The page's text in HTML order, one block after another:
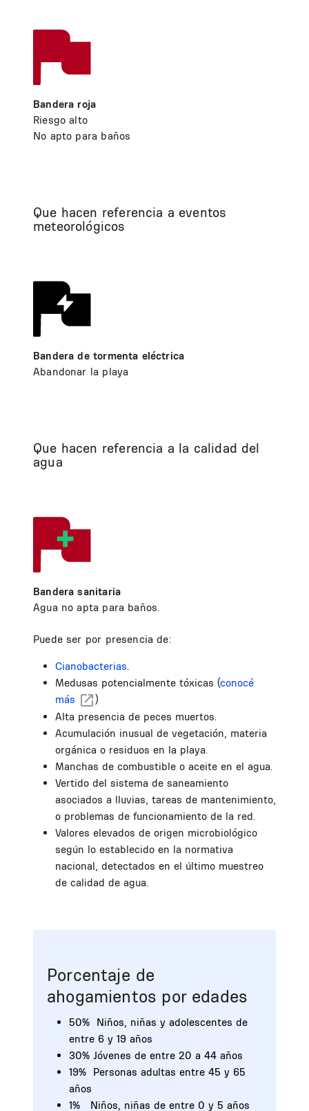
Bandera roja
Riesgo alto
No apto para baños
Que hacen referencia a eventos
meteorológicos
Bandera de tormenta eléctrica
Abandonar la playa
Que hacen referencia a la calidad del
agua
Bandera sanitaria
Agua no apta para baños.
Puede ser por presencia de:
Cianobacterias.
Medusas potencialmente tóxicas (conocé
más
)
Alta presencia de peces muertos.
Acumulación inusual de vegetación, materia
orgánica o residuos en la playa.
Manchas de combustible o aceite en el agua.
Vertido del sistema de saneamiento
asociados a lluvias, tareas de mantenimiento,
o problemas de funcionamiento de la red.
Valores elevados de origen microbiológico
según lo establecido en la normativa
nacional, detectados en el último muestreo
de calidad de agua.
Porcentaje de
ahogamientos por edades
50% Niños, niñas y adolescentes de
entre 6 y 19 años
30% Jóvenes de entre 20 a 44 años
19% Personas adultas entre 45 y 65
años
1% Niños, niñas de entre 0 y 5 años